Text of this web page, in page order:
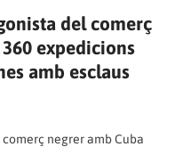
del comerç
expedicions
amb esclaus
negrer amb Cuba